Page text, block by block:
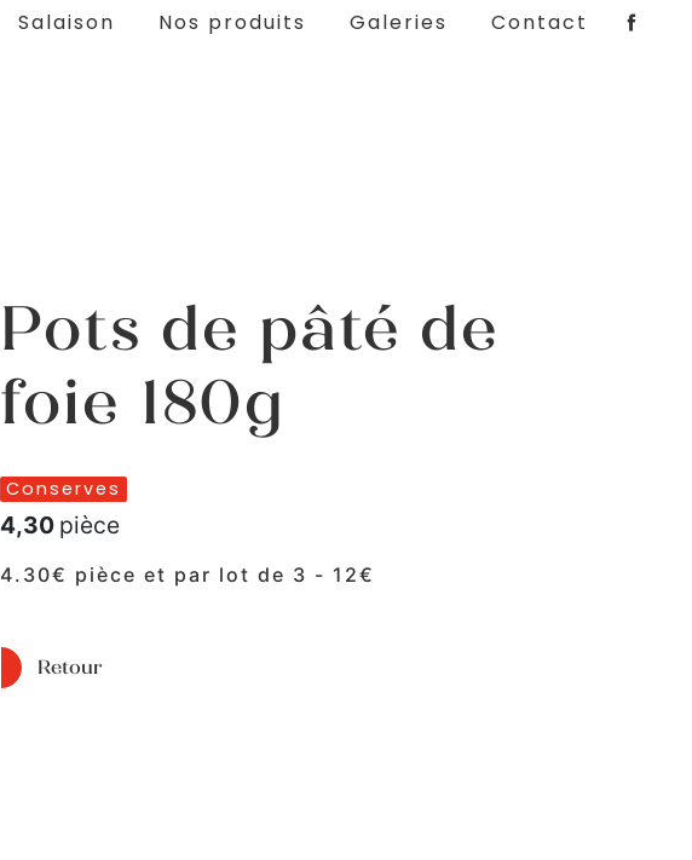
Salaison Nos produits Galeries Contact
Pots de pâté de
foie 180g
Conserves
4,30 pièce
4.30€ pièce et par lot de 3 - 12€
Retour